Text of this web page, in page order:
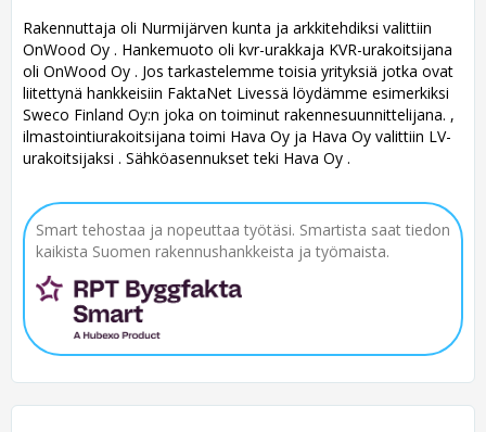
Rakennuttaja oli Nurmijärven kunta ja arkkitehdiksi valittiin
OnWood Oy . Hankemuoto oli kvr-urakkaja KVR-urakoitsijana
oli OnWood Oy . Jos tarkastelemme toisia yrityksiä jotka ovat
liitettynä hankkeisiin FaktaNet Livessä löydämme esimerkiksi
Sweco Finland Oy:n joka on toiminut rakennesuunnittelijana. ,
ilmastointiurakoitsijana toimi Hava Oy ja Hava Oy valittiin LV-
urakoitsijaksi . Sähköasennukset teki Hava Oy .
Smart tehostaa ja nopeuttaa työtäsi. Smartista saat tiedon
kaikista Suomen rakennushankkeista ja työmaista.